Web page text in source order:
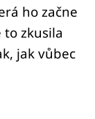
ho začne
to zkusila
jak vůbec